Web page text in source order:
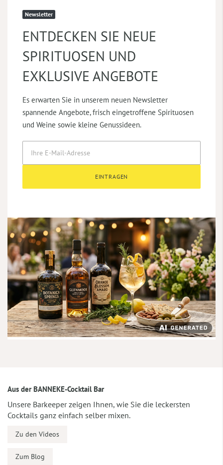
Newsletter
ENTDECKEN SIE NEUE
SPIRITUOSEN UND
EXKLUSIVE ANGEBOTE
Es erwarten Sie in unserem neuen Newsletter
spannende Angebote, frisch eingetroffene Spirituosen
und Weine sowie kleine Genussideen.
EINTRAGEN
Aus der BANNEKE-Cocktail Bar
Unsere Barkeeper zeigen Ihnen, wie Sie die leckersten
Cocktails ganz einfach selber mixen.
Zu den Videos
Zum Blog